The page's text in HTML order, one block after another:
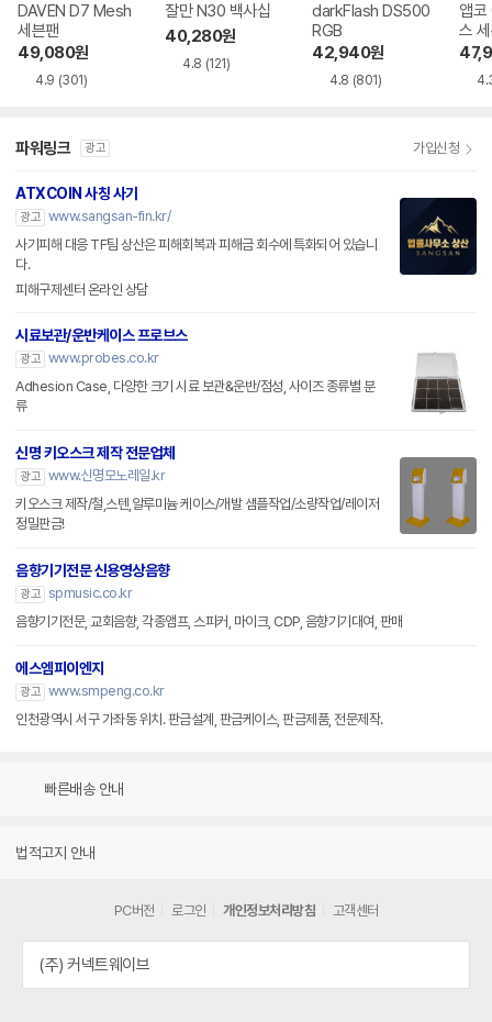
DAVEN D7 Mesh
세븐팬
49,080원
4.9 (301)
잘만 N30 백사십
40,280원
4.8 (121)
darkFlash DS500
RGB
42,940원
4.8 (801)
앱코
스
파워링크 광고 가입신청
ATXCOIN 사칭 사기
광고 www.sangsan-fin.kr/
사기피해 대응 TF팀 상산은 피해회복과 피해금 회수에 특화되어 있습니
다.
피해구제센터 온라인 상담
시료보관/운반케이스 프로브스
광고 www.probes.co.kr
Adhesion Case, 다양한 크기 시료 보관&운반/점성, 사이즈 종류별 분
류
신명 키오스크 제작 전문업체
광고 www.신명모노레일.kr
키오스크 제작/철,스텐,알루미늄 케이스/개발 샘플작업/소량작업/레이저
정밀판금!
음향기기전문 신용영상음향
광고 spmusic.co.kr
음향기기전문, 교회음향, 각종앰프, 스피커, 마이크, CDP, 음향기기대여, 판매
에스엠피이엔지
광고 www.smpeng.co.kr
인천광역시 서구 가좌동 위치. 판금설계, 판금케이스, 판금제품, 전문제작.
빠른배송 안내
법적고지 안내
PC버전 로그인 개인정보처리방침 고객센터
(주) 커넥트웨이브